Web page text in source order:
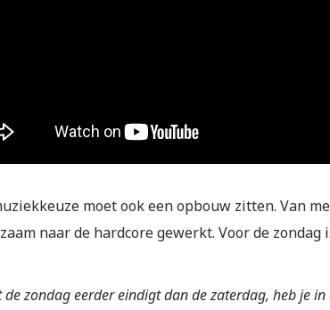
moet ook een opbouw zitten. Van
naar de hardcore gewerkt. Voor de
zondag eerder eindigt dan de zaterdag, heb je